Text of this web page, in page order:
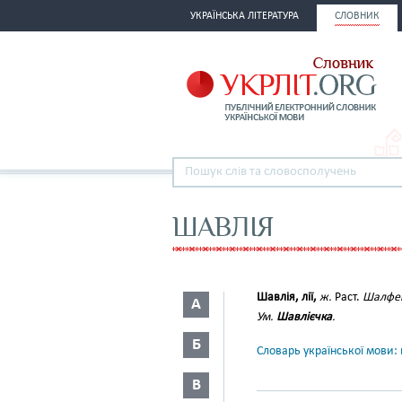
УКРАЇНСЬКА ЛІТЕРАТУРА СЛОВНИК
ШАВЛІЯ
А
Б
В
Шавлія, лії, ж. Раст.
Ум. Шавлієчка.
Словарь української